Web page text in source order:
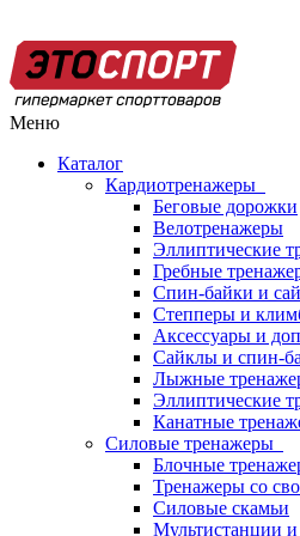
Меню
Каталог
Кардиотренажеры
Беговые дорожки
Велотренажеры
Эллиптические
Гребные
Спин-байки и
Степперы и
Аксессуары и
Сайклы и спин-
Лыжные
Эллиптические
Канатные
Силовые тренажеры
Блочные
Тренажеры со
Силовые скамьи
Мультистанции